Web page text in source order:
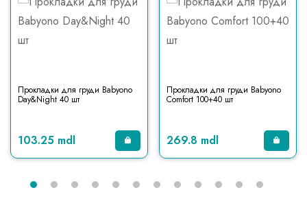
Прокладки для груди Babyono
Day&Night 40 шт
103.25 mdl
Прокладки для груди Babyono
Comfort 100+40 шт
269.8 mdl